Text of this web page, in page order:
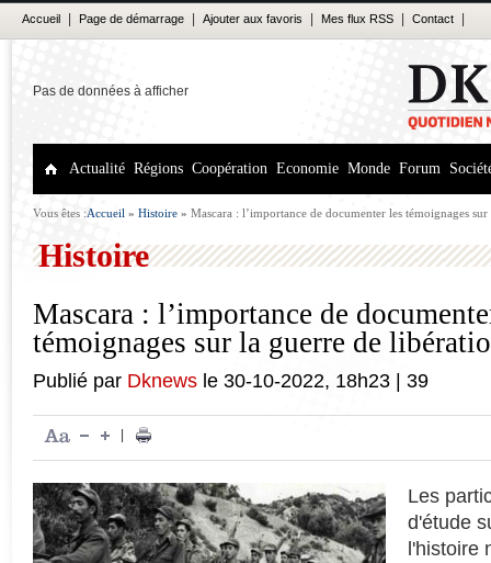
Accueil Page de démarrage Ajouter aux favoris Mes flux RSS Contact
Pas de données à afficher
Actualité Régions Coopération Economie Monde Forum
Vous êtes :Accueil » Histoire » Mascara : l’importance de documenter les témoignages
Histoire
Mascara : l’importance de
témoignages sur la guerre de
Publié par Dknews le 30-10-2022, 18h23 39
Les
d'étude
l'histoire